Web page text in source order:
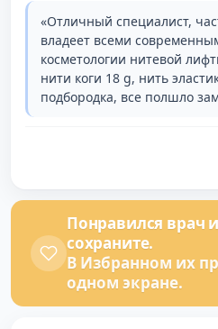
«Отличный специалист,
владеет всеми
косметологии нитевой
нити коги 18 g, нить
подбородка, все полшло
Понравился врач
сохраните.
В Избранном их
одном экране.